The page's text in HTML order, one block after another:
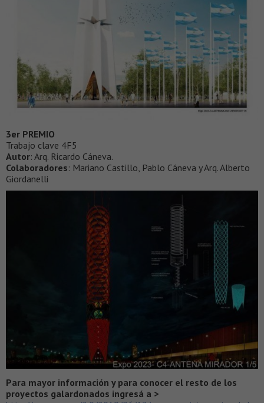
3er PREMIO
Trabajo clave 4F5
Autor: Arq. Ricardo Cáneva.
Colaboradores: Mariano Castillo, Pablo Cáneva y Arq. Alberto
Giordanelli
Para mayor información y para conocer el resto de los
proyectos galardonados ingresá a >